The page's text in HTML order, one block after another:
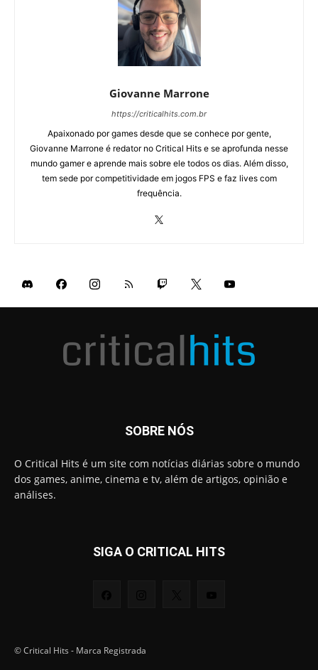
Giovanne Marrone
https://criticalhits.com.br
Apaixonado por games desde que se conhece por gente,
Giovanne Marrone é redator no Critical Hits e se aprofunda nesse
mundo gamer e aprende mais sobre ele todos os dias. Além disso,
tem sede por competitividade em jogos FPS e faz lives com
frequência.
SOBRE NÓS
O Critical Hits é um site com notícias diárias sobre o mundo
dos games, anime, cinema e tv, além de artigos, opinião e
análises.
SIGA O CRITICAL HITS
© Critical Hits - Marca Registrada